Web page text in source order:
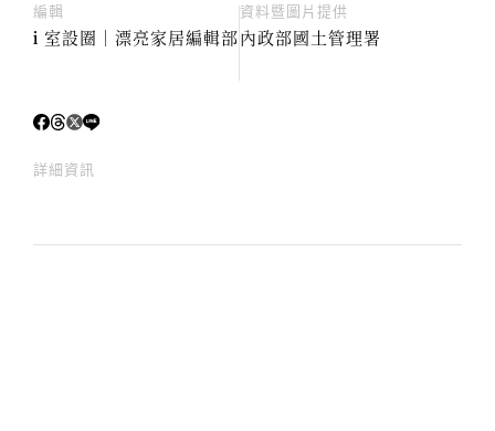
編輯
i 室設圈│漂亮家居編輯部
資料暨圖片提供
內政部國土管理署
詳細資訊